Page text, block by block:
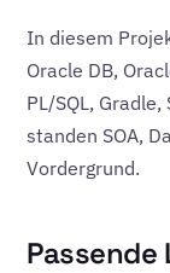
In diesem
Oracle DB,
PL/SQL,
standen SOA,
Vordergrund.